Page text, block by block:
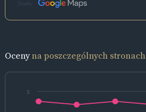
Źródło:
Ocenyna poszczególnych stronach
5